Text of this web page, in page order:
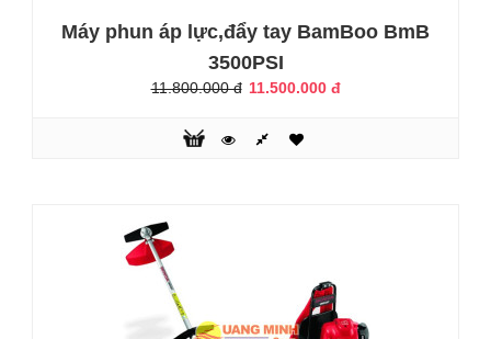
xuất trên công nghệ hiện đại của Nhật Bản, tích hợp với
những tính năng ưu việt: lưu lượng lớn, áp lực cao, thân
Máy phun áp lực,đẩy tay BamBoo BmB
3500PSI
11.800.000 đ 11.500.000 đ